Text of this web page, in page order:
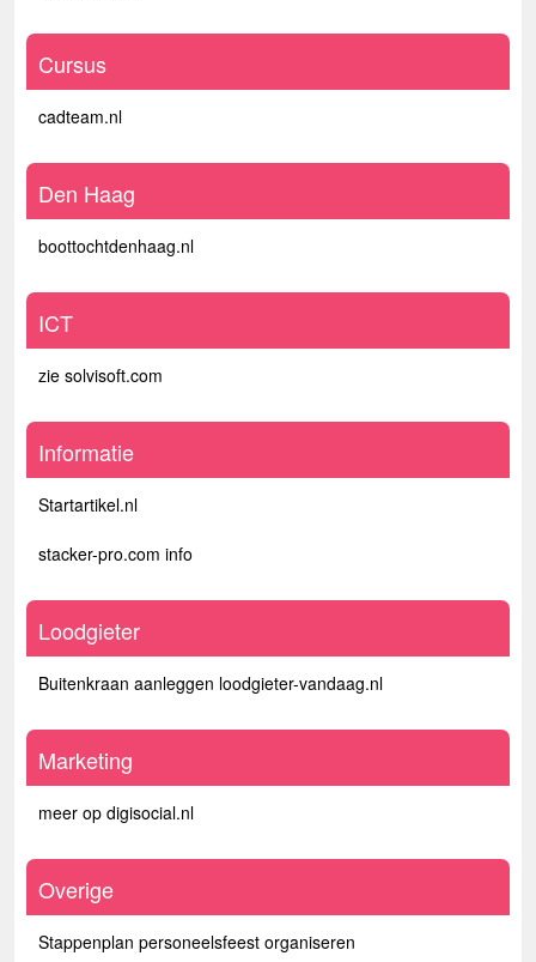
Cursus
cadteam.nl
Den Haag
boottochtdenhaag.nl
ICT
zie solvisoft.com
Informatie
Startartikel.nl
stacker-pro.com info
Loodgieter
Buitenkraan aanleggen loodgieter-vandaag.nl
Marketing
meer op digisocial.nl
Overige
Stappenplan personeelsfeest organiseren